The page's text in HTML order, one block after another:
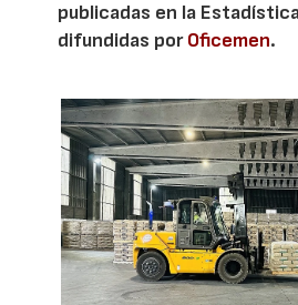
publicadas en la
difundidas porOficemen.